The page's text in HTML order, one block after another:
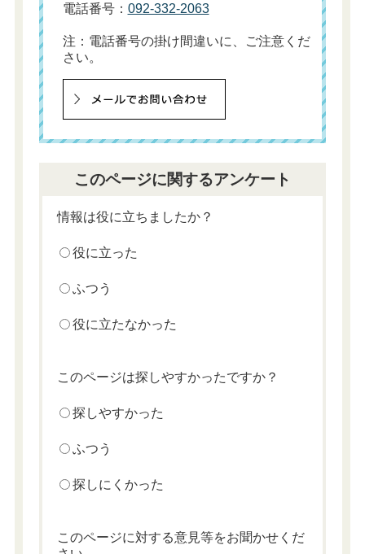
電話番号： 092-332-2063
注：電話番号の掛け間違いに、ご注意くだ
さい。
このページに関するアンケート
情報は役に立ちましたか？
役に立った
ふつう
役に立たなかった
このページは探しやすかったですか？
探しやすかった
ふつう
探しにくかった
このページに対する意見等をお聞かせくだ